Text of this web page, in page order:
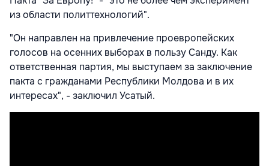
из области политтехнологий".
"Он направлен на привлечение проевропейских
голосов на осенних выборах в пользу Санду. Как
ответственная партия, мы выступаем за заключение
пакта с гражданами Республики Молдова и в их
интересах", - заключил Усатый.